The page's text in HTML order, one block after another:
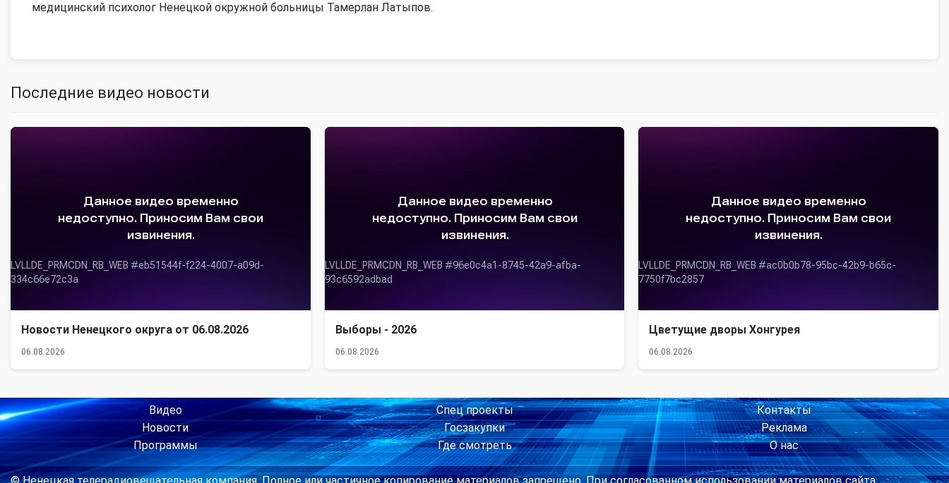
медицинский психолог Ненецкой окружной больницы Тамерлан Латыпов.
Последние видео новости
Новости Ненецкого округа от 06.08.2026
06.08.2026
Выборы - 2026
06.08.2026
Цветущие дворы Хонгурея
06.08.2026
Видео
Новости
Программы
Спец проекты
Госзакупки
Где смотреть
Контакты
Реклама
О нас